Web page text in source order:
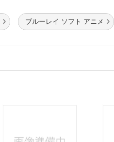
ブルーレイ ソフト アニメ